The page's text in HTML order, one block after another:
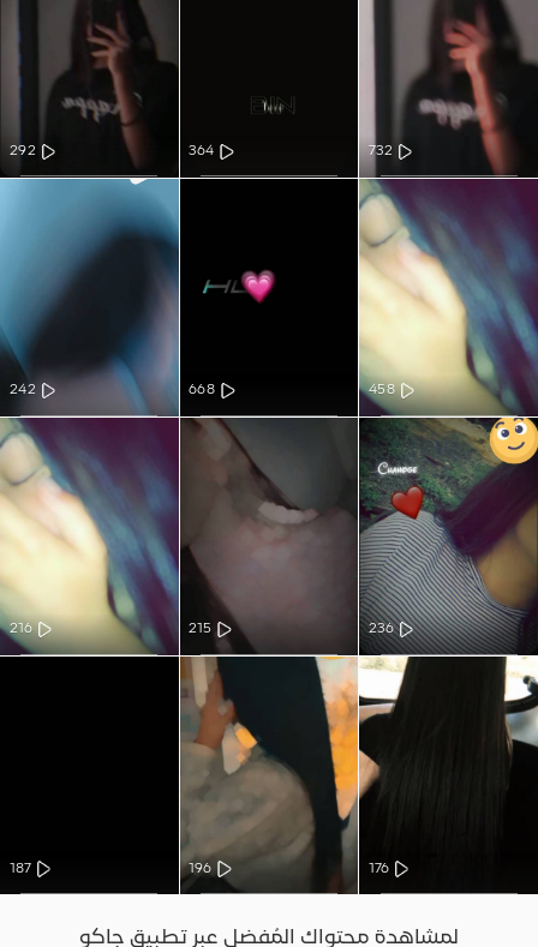
732
364
292
458
668
242
236
215
216
176
196
187
لمشاهدة محتواك المُفضل عبر تطبيق جاكو